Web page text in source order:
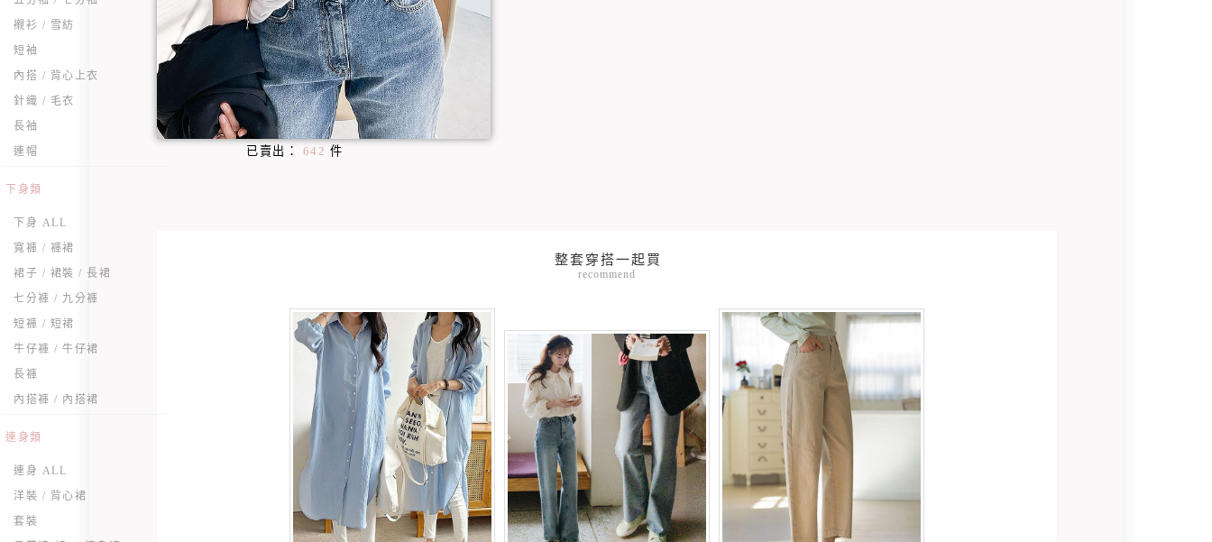
襯衫 / 雪紡
短袖
內搭 / 背心上衣
針織 / 毛衣
長袖
連帽
下身類
下身 ALL
寬褲 / 褲裙
裙子 / 裙裝 / 長裙
七分褲 / 九分褲
短褲 / 短裙
牛仔褲 / 牛仔裙
長褲
內搭褲 / 內搭裙
連身類
連身 ALL
洋裝 / 背心裙
套裝
已賣出： 642 件
recommend